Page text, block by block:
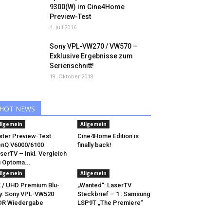
9300(W) im Cine4Home
Preview-Test
4. Juli 2016
Sony VPL-VW270 / VW570 –
Exklusive Ergebnisse zum
Serienschnitt!
19. Oktober 2018
HOT NEWS
Preview-Test
V6000/6100
– Inkl. Vergleich
Optoma...
Allgemein
Cine4Home Edition is
finally back!
/ UHD Premium Blu-
Sony VPL-VW520
Wiedergabe
Allgemein
„Wanted“: LaserTV
Steckbrief – 1 : Samsung
LSP9T „The Premiere“